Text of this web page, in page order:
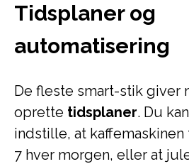
Tidsplaner og
automatisering
De fleste smart-stik giver
oprette tidsplaner. Du
indstille, at
7 hver morgen, eller at